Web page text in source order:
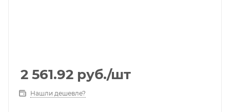
2 561.92 руб./шт
Нашли дешевле?